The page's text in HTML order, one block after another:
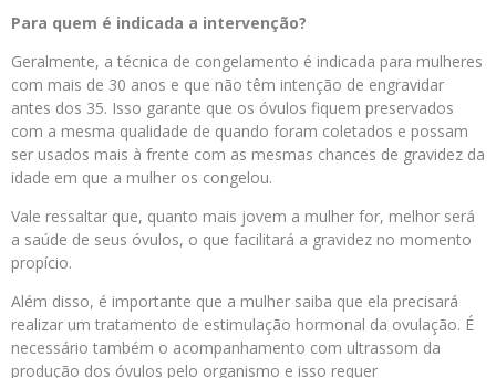
Para quem é indicada a intervenção?
Geralmente, a técnica de congelamento é indicada para mulheres
com mais de 30 anos e que não têm intenção de engravidar
antes dos 35. Isso garante que os óvulos fiquem preservados
com a mesma qualidade de quando foram coletados e possam
ser usados mais à frente com as mesmas chances de gravidez da
idade em que a mulher os congelou.
Vale ressaltar que, quanto mais jovem a mulher for, melhor será
a saúde de seus óvulos, o que facilitará a gravidez no momento
propício.
Além disso, é importante que a mulher saiba que ela precisará
realizar um tratamento de estimulação hormonal da ovulação. É
necessário também o acompanhamento com ultrassom da
produção dos óvulos pelo organismo e isso requer